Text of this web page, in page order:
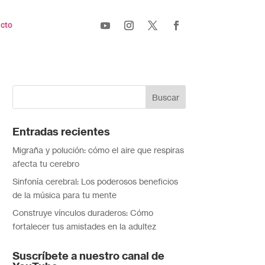
Entradas recientes
Migraña y polución: cómo el aire que respiras
afecta tu cerebro
Sinfonía cerebral: Los poderosos beneficios
de la música para tu mente
Construye vínculos duraderos: Cómo
fortalecer tus amistades en la adultez
Suscríbete a nuestro canal de